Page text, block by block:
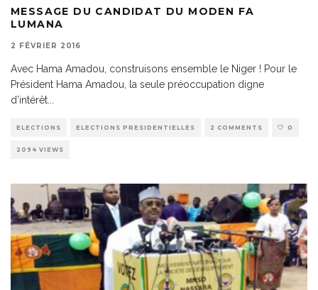
MESSAGE DU CANDIDAT DU MODEN FA
LUMANA
2 FÉVRIER 2016
Avec Hama Amadou, construisons ensemble le Niger ! Pour le
Président Hama Amadou, la seule préoccupation digne
d’intérêt
ELECTIONS ELECTIONS PRESIDENTIELLES 2 COMMENTS 0
2094 VIEWS